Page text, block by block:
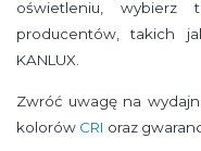
oświetleniu, wybierz
producentów, takich
KANLUX.
Zwróć uwagę na
kolorów CRI oraz